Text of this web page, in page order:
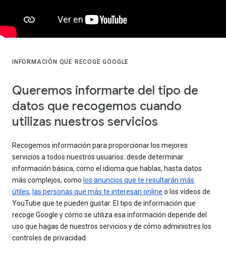
INFORMACIÓN QUE RECOGE GOOGLE
Queremos informarte del tipo de
datos que recogemos cuando
utilizas nuestros servicios
Recogemos información para proporcionar los mejores
servicios a todos nuestros usuarios: desde determinar
información básica, como el idioma que hablas, hasta datos
más complejos, como los anuncios que te resultarán más
útiles, las personas que más te interesan online o los vídeos de
YouTube que te pueden gustar. El tipo de información que
recoge Google y cómo se utiliza esa información depende del
uso que hagas de nuestros servicios y de cómo administres los
controles de privacidad.